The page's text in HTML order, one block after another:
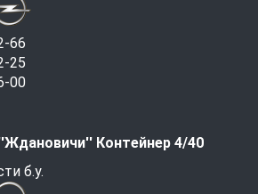
66
25
00
Контейнер 4/40
б.у.